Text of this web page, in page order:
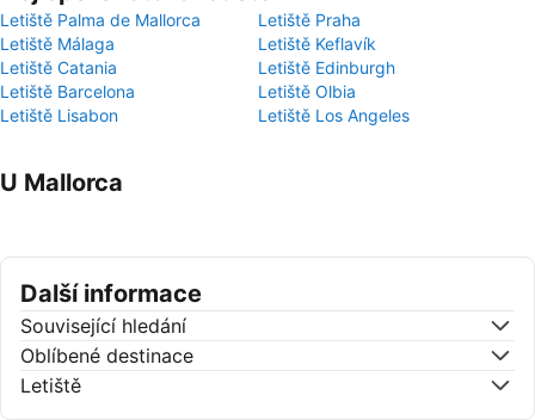
Letiště Palma de Mallorca
Letiště Praha
Letiště Málaga
Letiště Keflavík
Letiště Catania
Letiště Edinburgh
Letiště Barcelona
Letiště Olbia
Letiště Lisabon
Letiště Los Angeles
U Mallorca
Další informace
Související hledání
Oblíbené destinace
Letiště